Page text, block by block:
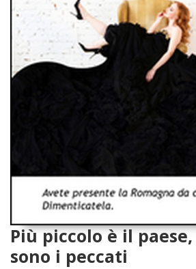
Più piccolo è il
sono i peccati